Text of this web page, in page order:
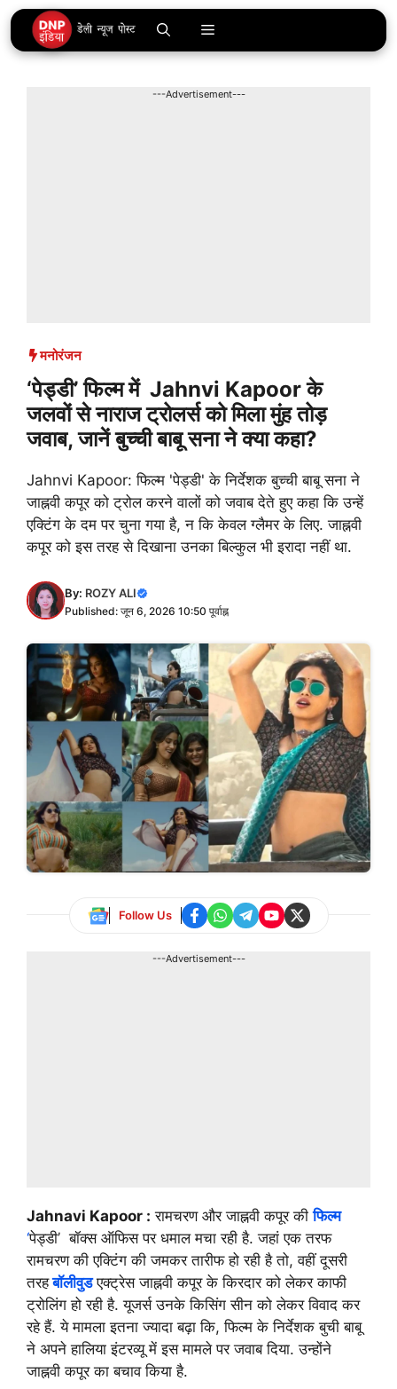
Skip
to
content
Menu
---Advertisement---
मनोरंजन
‘पेड्डी’ फिल्म में Jahnvi Kapoor के
जलवों से नाराज ट्रोलर्स को मिला मुंह तोड़
जवाब, जानें बुच्ची बाबू सना ने क्या कहा?
Jahnvi Kapoor: फिल्म 'पेड्डी' के निर्देशक बुच्ची बाबू सना ने
जाह्नवी कपूर को ट्रोल करने वालों को जवाब देते हुए कहा कि उन्हें
एक्टिंग के दम पर चुना गया है, न कि केवल ग्लैमर के लिए. जाह्नवी
कपूर को इस तरह से दिखाना उनका बिल्कुल भी इरादा नहीं था.
By: ROZY ALI
Published: जून 6, 2026 10:50 पूर्वाह्न
Follow Us
---Advertisement---
Jahnavi Kapoor : रामचरण और जाह्नवी कपूर कीफिल्म
‘पेड्डी’ बॉक्स ऑफिस पर धमाल मचा रही है. जहां एक तरफ
रामचरण की एक्टिंग की जमकर तारीफ हो रही है तो, वहीं दूसरी
तरहबॉलीवुडएक्ट्रेस जाह्नवी कपूर के किरदार को लेकर काफी
ट्रोलिंग हो रही है. यूजर्स उनके किसिंग सीन को लेकर विवाद कर
रहे हैं. ये मामला इतना ज्यादा बढ़ा कि, फिल्म के निर्देशक बुची बाबू
ने अपने हालिया इंटरव्यू में इस मामले पर जवाब दिया. उन्होंने
जाह्नवी कपूर का बचाव किया है.